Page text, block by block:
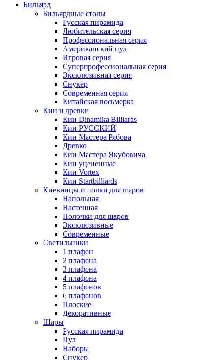
Бильярд
Бильярдные столы
Русская пирамида
Любительская серия
Профессиональная серия
Американский пул
Игровая серия
Суперпрофессиональная серия
Эксклюзивная серия
Снукер
Современная серия
Китайская восьмерка
Кии и древки
Кии Dinamika Billiards
Кии РУССКИЙ
Кии Мастера Рябова
Древко
Кии Мастера Якубовича
Кии уцененные
Кии Vortex
Кии Startbilliards
Киевницы и полки для шаров
Напольная
Настенная
Полочки для шаров
Эксклюзивные
Современные
Светильники
1 плафон
2 плафона
3 плафона
4 плафона
5 плафонов
6 плафонов
Плоские
Декоративные
Шары
Русская пирамида
Пул
Наборы
Снукер